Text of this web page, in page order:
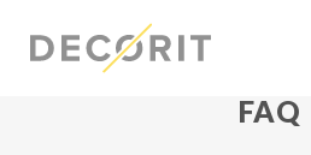
FAQ